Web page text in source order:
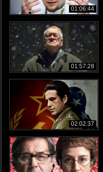
01:06:44
01:57:28
02:02:37